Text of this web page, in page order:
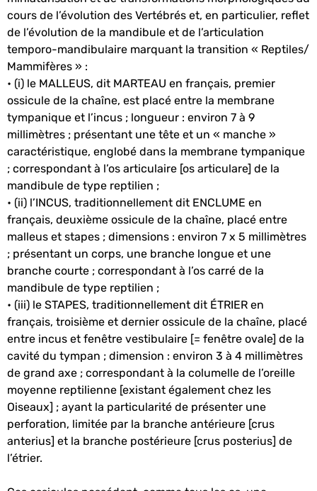
cours de l’évolution des Vertébrés et, en particulier, reflet
de l’évolution de la mandibule et de l’articulation
temporo-mandibulaire marquant la transition « Reptiles/
Mammifères » :
• (i) le MALLEUS, dit MARTEAU en français, premier
ossicule de la chaîne, est placé entre la membrane
tympanique et l’incus ; longueur : environ 7 à 9
millimètres ; présentant une tête et un « manche »
caractéristique, englobé dans la membrane tympanique
; correspondant à l’os articulaire [os articulare] de la
mandibule de type reptilien ;
• (ii) l’INCUS, traditionnellement dit ENCLUME en
français, deuxième ossicule de la chaîne, placé entre
malleus et stapes ; dimensions : environ 7 x 5 millimètres
; présentant un corps, une branche longue et une
branche courte ; correspondant à l’os carré de la
mandibule de type reptilien ;
• (iii) le STAPES, traditionnellement dit ÉTRIER en
français, troisième et dernier ossicule de la chaîne, placé
entre incus et fenêtre vestibulaire [= fenêtre ovale] de la
cavité du tympan ; dimension : environ 3 à 4 millimètres
de grand axe ; correspondant à la columelle de l’oreille
moyenne reptilienne [existant également chez les
Oiseaux] ; ayant la particularité de présenter une
perforation, limitée par la branche antérieure [crus
anterius] et la branche postérieure [crus posterius] de
l’étrier.